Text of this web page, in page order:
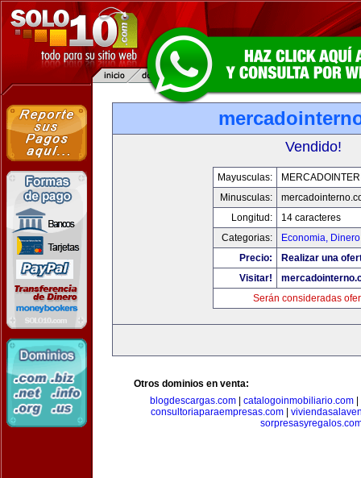
Vendido!
Mayusculas:
Minusculas:
Longitud:
14 caracteres
Categorias:
Economia,
Precio:
Realizar una
Visitar!
Serán consideradas
Otros dominios en venta:
blogdescargas.com| catalogoinmobiliario.com|
consultoriaparaempresas.com|